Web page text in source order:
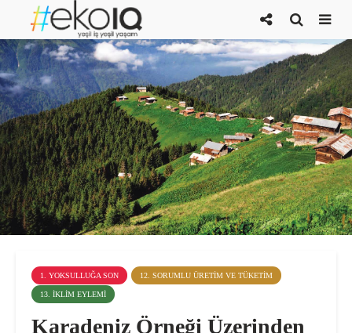
1. YOKSULLUĞA SON 12. SORUMLU ÜRETIM VE TÜKETIM
13. İKLIM EYLEMI
Karadeniz Örneği Üzerinden